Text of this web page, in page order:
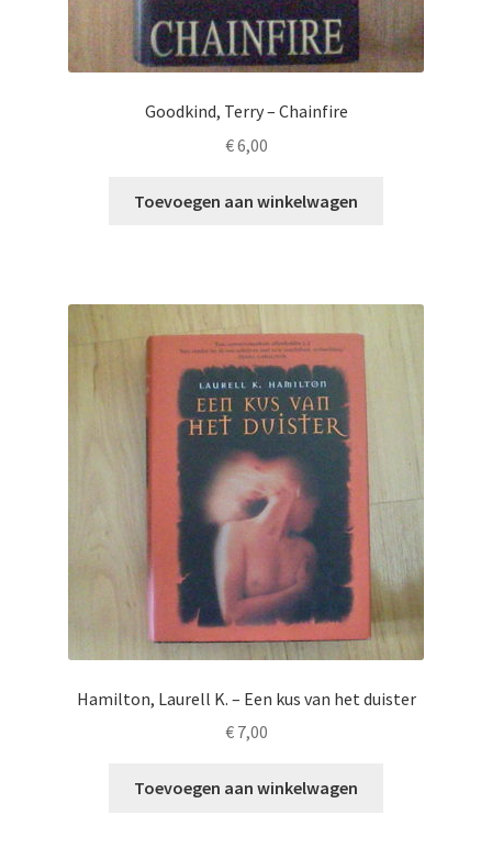
Goodkind, Terry – Chainfire
€6,00
Toevoegen aan winkelwagen
Hamilton, Laurell K. – Een kus van het duister
€7,00
Toevoegen aan winkelwagen